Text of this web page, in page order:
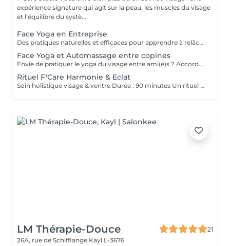
expérience signature qui agit sur la peau, les muscles du visage
et l'équilibre du systè...
Face Yoga en Entreprise
Des pratiques naturelles et efficaces pour apprendre à relâcher les tensions musculaires accumulées au cours de la journée, corriger la posture et défatiguer le regard. En associant la respiration aux exercices, le yoga du visage favorise la relaxation et la concentration mentale. Le Yoga du visage apporte une prise de conscience. C'est une boîte à outils dans laquelle chacun peut piocher l'outil qui répondra à son besoin au moment précis que ce soit un exercice, un automassage, un point d'acupression, le taping. C'est un véritable allié dans la prise en charge du bien-être de vos employés au quotidien ! Ce cours est pratiqué sur place, pour des groupes de 15 personnes maximum et ne nécessite aucun changement de tenue.
Face Yoga et Automassage entre copines
Envie de pratiquer le yoga du visage entre ami(e)s ? Accordez-vous un moment de détente et de partage, tout en apprenant les pratiques de Yoga facial et de l'automassage. Des solutions naturelles et efficaces pour tonifier, lisser, restructurer le visage, et raviver l'éclat. Franciane adapte le contenu du cours selon votre tranche d'âge, vos préoccupations et envies. Les cours collectifs sont proposés pour des groupes de 3 à 10 personnes. Prix dégressif à partir de 5 participantes Cours de 60 minutes en présentiel chez F'Care Studio, 22 rue de Bruxelles, L-8223 Mamer (Luxembourg).
Rituel F'Care Harmonie & Eclat
Soin holistique visage & ventre Durée : 90 minutes Un rituel profondément rééquilibrant qui relie le ventre, le visage et le système nerveux pour libérer les tensions accumulées, alléger le corps et révéler l'éclat naturel du visage. Le Rituel F'Care Harmonie & Éclat débute par un massage abdominal inspiré du Chi Nei Tsang, associé à des techniques de drainage et de travail manuel profond visant à relâcher les tensions physiques et émotionnelles logées dans le ventre. Cette première étape favorise une sensation de légèreté, améliore la circulation et invite le corps à un profond lâcher-prise. Le soin se poursuit avec un massage de la nuque, du cuir chevelu et un massage Face Sculpting sur mesure du visage., Les tensions musculaires se relâchent, les traits se défatiguent, les volumes du visage retrouvent davantage d'harmonie et la peau révèle un éclat plus frais et lumineux. Chaque séance est adaptée aux besoins du moment afin d'accompagner le visage et le corps vers un équilibre plus global. Bienfaits du rituel : Libération des tensions abdominales et émotionnelles Sensation de légèreté et de fluidité dans le corps Relâchement des tensions du visage, de la nuque et des trapèzes Drainage et stimulation de la circulation Traits plus détendus et visage plus lumineux Soutien de l'équilibre global du corps et du système nerveux Résultat : Le ventre se relâche, la respiration devient plus fluide, le visage retrouve de la douceur et de l'éclat. Le corps s'allège, l'esprit s'apaise et une sensation profonde d'harmonie intérieure s'installe.
LM Thérapie-Douce
21
26A, rue de Schifflange Kayl L-3676